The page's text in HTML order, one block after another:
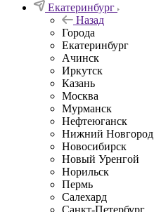
Екатеринбург
Назад
Города
Екатеринбург
Ачинск
Иркутск
Казань
Москва
Мурманск
Нефтеюганск
Нижний Новгород
Новосибирск
Новый Уренгой
Норильск
Пермь
Салехард
Санкт-Петербург